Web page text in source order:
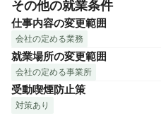
その他の就業条件
仕事内容の変更範囲
会社の定める業務
就業場所の変更範囲
会社の定める事業所
受動喫煙防止策
対策あり